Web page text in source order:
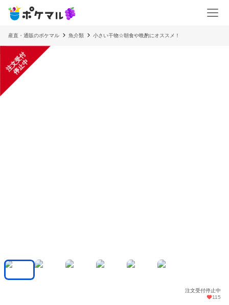
産直・通販のポケマル 魚介類 小さい干物☆朝食や晩酌にオススメ！
注
文
受
付
停
止
中
注文受付停止中
115